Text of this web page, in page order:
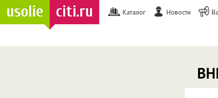
usolie citi.ru Каталог Новости